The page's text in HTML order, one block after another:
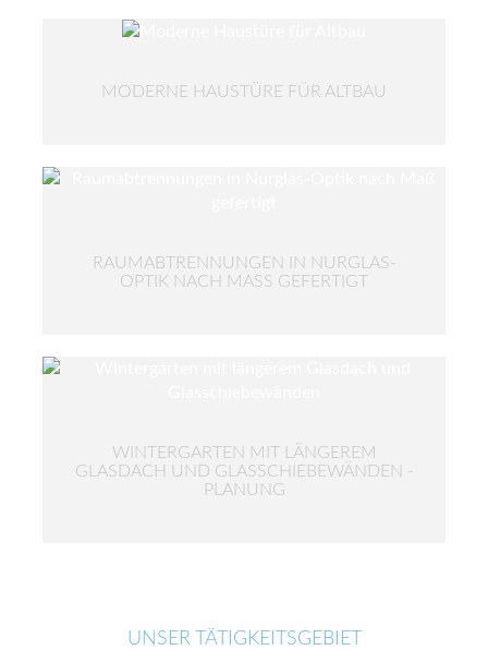
MODERNE HAUSTÜRE FÜR ALTBAU
RAUMABTRENNUNGEN IN NURGLAS-
OPTIK NACH MASS GEFERTIGT
WINTERGARTEN MIT LÄNGEREM
GLASDACH UND GLASSCHIEBEWÄNDEN -
PLANUNG
UNSER TÄTIGKEITSGEBIET